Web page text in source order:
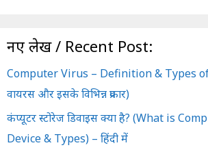
नए लेख / Recent Post:
Computer Virus – Definition & Types
वायरस और इसके विभिन्न प्रकार)
कंप्यूटर स्टोरेज डिवाइस क्या है? (What is
Device & Types) – हिंदी में